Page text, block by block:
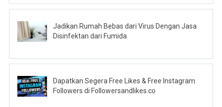
Jadikan Rumah Bebas dari Virus Dengan Jasa
Disinfektan dari Fumida
Dapatkan Segera Free Likes & Free Instagram
Followers di Followersandlikes.co